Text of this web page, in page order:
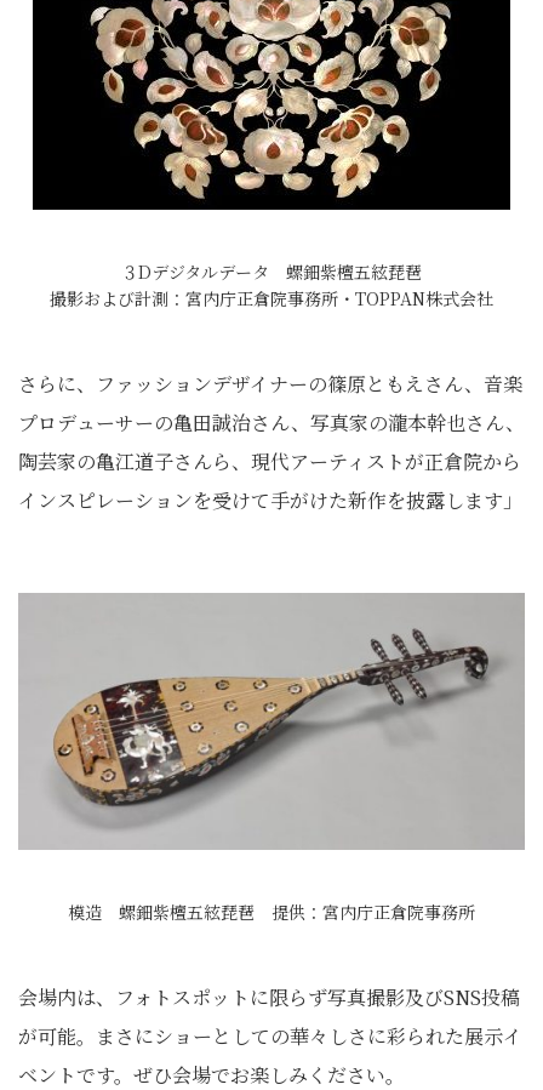
３Dデジタルデータ 螺鈿紫檀五絃琵琶
撮影および計測：宮内庁正倉院事務所・TOPPAN株式会社
さらに、ファッションデザイナーの篠原ともえさん、音楽
プロデューサーの亀田誠治さん、写真家の瀧本幹也さん、
陶芸家の亀江道子さんら、現代アーティストが正倉院から
インスピレーションを受けて手がけた新作を披露します」
模造 螺鈿紫檀五絃琵琶 提供：宮内庁正倉院事務所
会場内は、フォトスポットに限らず写真撮影及びSNS投稿
が可能。まさにショーとしての華々しさに彩られた展示イ
ベントです。ぜひ会場でお楽しみください。